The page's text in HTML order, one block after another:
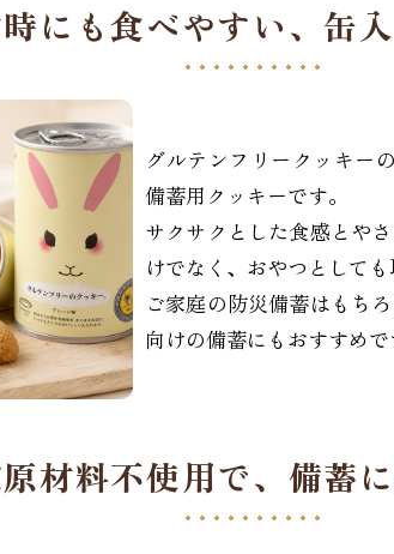
にも食べやすい、 缶
グルテンフリークッキー
備蓄用クッキーです。
サクサクとした食感とや
けでなく、おやつとしても
ご家庭の防災備蓄はもち
向けの備蓄にもおすすめで
材料不使用で、 備蓄